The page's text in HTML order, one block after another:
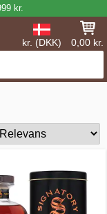
kr.
kr. (DKK) 0,00 kr.